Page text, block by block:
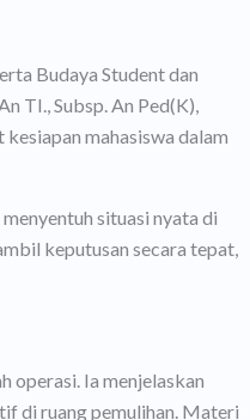
Budaya Student dan
TI., Subsp. An Ped(K),
kesiapan mahasiswa dalam
situasi nyata di
keputusan secara tepat,
operasi. Ia menjelaskan
di ruang pemulihan. Materi